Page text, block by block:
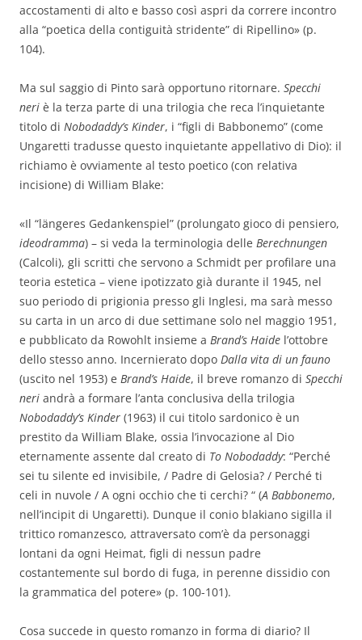
accostamenti di alto e basso così aspri da correre incontro
alla “poetica della contiguità stridente” di Ripellino» (p.
104).
Ma sul saggio di Pinto sarà opportuno ritornare. Specchi
neri è la terza parte di una trilogia che reca l’inquietante
titolo di Nobodaddy’s Kinder, i “figli di Babbonemo” (come
Ungaretti tradusse questo inquietante appellativo di Dio): il
richiamo è ovviamente al testo poetico (con relativa
incisione) di William Blake:
«Il “längeres Gedankenspiel” (prolungato gioco di pensiero,
ideodramma) – si veda la terminologia delle Berechnungen
(Calcoli), gli scritti che servono a Schmidt per profilare una
teoria estetica – viene ipotizzato già durante il 1945, nel
suo periodo di prigionia presso gli Inglesi, ma sarà messo
su carta in un arco di due settimane solo nel maggio 1951,
e pubblicato da Rowohlt insieme a Brand’s Haide l’ottobre
dello stesso anno. Incernierato dopo Dalla vita di un fauno
(uscito nel 1953) e Brand’s Haide, il breve romanzo di Specchi
neri andrà a formare l’anta conclusiva della trilogia
Nobodaddy’s Kinder (1963) il cui titolo sardonico è un
prestito da William Blake, ossia l’invocazione al Dio
eternamente assente dal creato di To Nobodaddy: “Perché
sei tu silente ed invisibile, / Padre di Gelosia? / Perché ti
celi in nuvole / A ogni occhio che ti cerchi? “ (A Babbonemo,
nell’incipit di Ungaretti). Dunque il conio blakiano sigilla il
trittico romanzesco, attraversato com’è da personaggi
lontani da ogni Heimat, figli di nessun padre
costantemente sul bordo di fuga, in perenne dissidio con
la grammatica del potere» (p. 100-101).
Cosa succede in questo romanzo in forma di diario? Il